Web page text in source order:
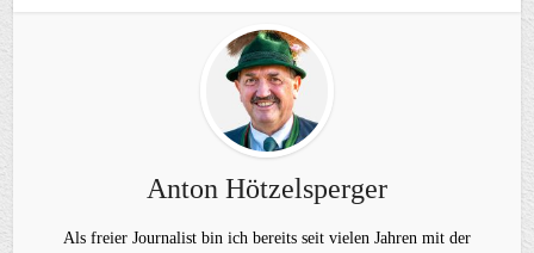
Anton Hötzelsperger
Als freier Journalist bin ich bereits seit vielen Jahren mit der